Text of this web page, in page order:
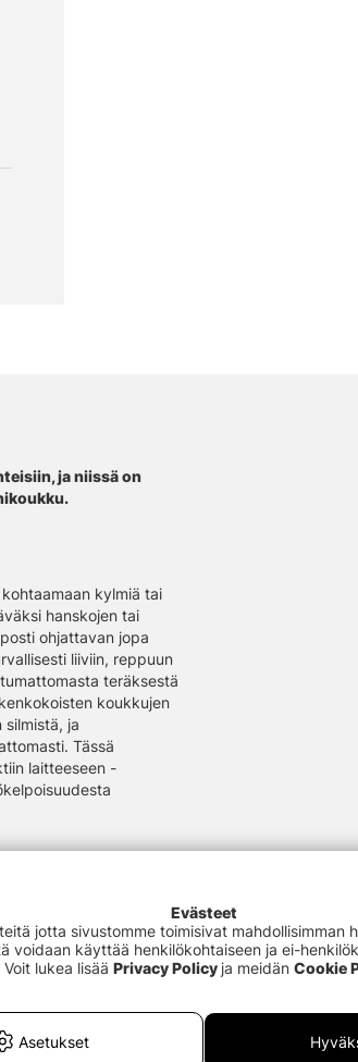
ja niissä on
kylmiä tai
hanskojen tai
ohjattavan jopa
liiviin, reppuun
teräksestä
koukkujen
ja
Tässä
laitteeseen -
Evästeet
jotta sivustomme toimisivat mahdollisimman
voidaan käyttää henkilökohtaiseen ja ei-
Voit lukea lisää Privacy Policy ja meidän Cookie
Asetukset